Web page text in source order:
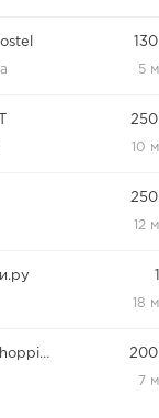
5
10
12
18
Hotel Shopping
7